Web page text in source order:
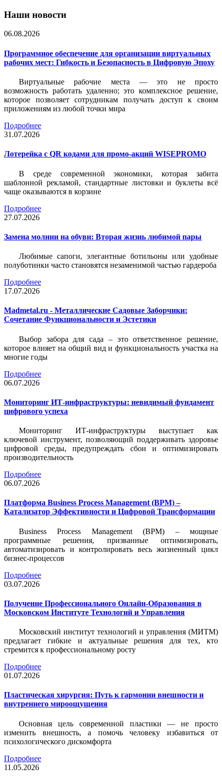
Наши новости
06.08.2026
Программное обеспечение для организации виртуальных
рабочих мест: Гибкость и Безопасность в Цифровую Эпоху
Виртуальные рабочие места — это не просто
возможность работать удаленно; это комплексное решение,
которое позволяет сотрудникам получать доступ к своим
приложениям из любой точки мира
Подробнее
31.07.2026
Лотерейка c QR кодами для промо-акций WISEPROMO
В среде современной экономики, которая забита
шаблонной рекламой, стандартные листовки и буклеты всё
чаще оказываются в корзине
Подробнее
27.07.2026
Замена молнии на обуви: Вторая жизнь любимой пары
Любимые сапоги, элегантные ботильоны или удобные
полуботинки часто становятся незаменимой частью гардероба
Подробнее
17.07.2026
Madmetal.ru - Металлические Садовые Заборчики:
Сочетание Функциональности и Эстетики
Выбор забора для сада – это ответственное решение,
которое влияет на общий вид и функциональность участка на
многие годы
Подробнее
06.07.2026
Мониторинг ИТ-инфраструктуры: невидимый фундамент
цифрового успеха
Мониторинг ИТ-инфраструктуры выступает как
ключевой инструмент, позволяющий поддерживать здоровье
цифровой среды, предупреждать сбои и оптимизировать
производительность
Подробнее
06.07.2026
Платформа Business Process Management (BPM) –
Катализатор Эффективности и Цифровой Трансформации
Business Process Management (BPM) – мощные
программные решения, призванные оптимизировать,
автоматизировать и контролировать весь жизненный цикл
бизнес-процессов
Подробнее
03.07.2026
Получение Профессионального Онлайн-Образования в
Московском Институте Технологий и Управления
Московский институт технологий и управления (МИТМ)
предлагает гибкие и актуальные решения для тех, кто
стремится к профессиональному росту
Подробнее
01.07.2026
Пластическая хирургия: Путь к гармонии внешности и
внутреннего мироощущения
Основная цель современной пластики — не просто
изменить внешность, а помочь человеку избавиться от
психологического дискомфорта
Подробнее
11.05.2026